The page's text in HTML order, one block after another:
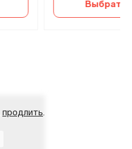
Выбрать
продлить.